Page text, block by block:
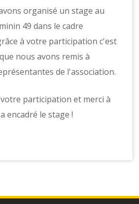
organisé un stage au
49 dans le cadre
à votre participation c'est
nous avons remis à
de l'association.
participation et merci à
encadré le stage !